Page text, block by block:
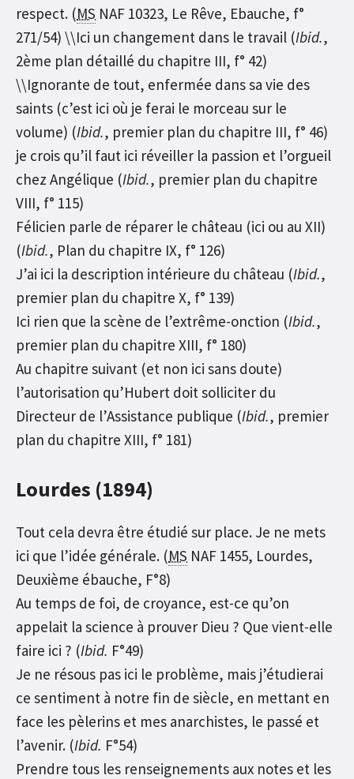
respect. (MS NAF 10323, Le Rêve, Ebauche, f°
271/54) \\Ici un changement dans le travail (Ibid.,
2ème plan détaillé du chapitre III, f° 42)
\\Ignorante de tout, enfermée dans sa vie des
saints (c’est ici où je ferai le morceau sur le
volume) (Ibid., premier plan du chapitre III, f° 46)
je crois qu’il faut ici réveiller la passion et l’orgueil
chez Angélique (Ibid., premier plan du chapitre
VIII, f° 115)
Félicien parle de réparer le château (ici ou au XII)
(Ibid., Plan du chapitre IX, f° 126)
J’ai ici la description intérieure du château (Ibid.,
premier plan du chapitre X, f° 139)
Ici rien que la scène de l’extrême-onction (Ibid.,
premier plan du chapitre XIII, f° 180)
Au chapitre suivant (et non ici sans doute)
l’autorisation qu’Hubert doit solliciter du
Directeur de l’Assistance publique (Ibid., premier
plan du chapitre XIII, f° 181)
Lourdes (1894)
Tout cela devra être étudié sur place. Je ne mets
ici que l’idée générale. (MS NAF 1455, Lourdes,
Deuxième ébauche, F°8)
Au temps de foi, de croyance, est-ce qu’on
appelait la science à prouver Dieu ? Que vient-elle
faire ici ? (Ibid. F°49)
Je ne résous pas ici le problème, mais j’étudierai
ce sentiment à notre fin de siècle, en mettant en
face les pèlerins et mes anarchistes, le passé et
l’avenir. (Ibid. F°54)
Prendre tous les renseignements aux notes et les